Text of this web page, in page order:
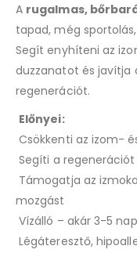
A rugalmas,
tapad, még
Segít enyhíteni az
duzzanatot és javítja
regenerációt.
Előnyei:
Csökkenti az izom-
Segíti a
Támogatja az
mozgást
Vízálló – akár 3-5
Légáteresztő,